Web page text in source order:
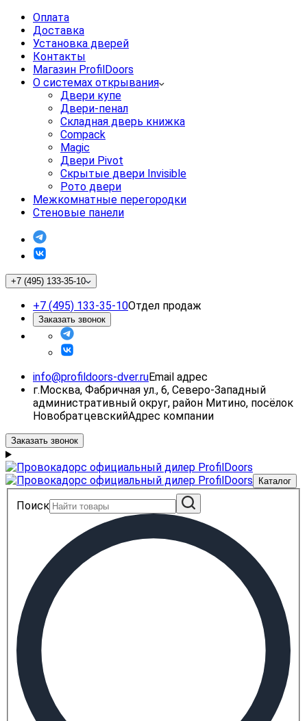
Оплата
Доставка
Установка дверей
Контакты
Магазин ProfilDoors
О системах открывания
Двери купе
Двери-пенал
Складная дверь книжка
Compack
Magic
Двери Pivot
Скрытые двери Invisible
Рото двери
Межкомнатные перегородки
Стеновые панели
+7 (495) 133-35-10
+7 (495) 133-35-10Отдел продаж
Заказать звонок
info@profildoors-dver.ruEmail адрес
г.Москва, Фабричная ул., 6, Северо-Западный
административный округ, район Митино, посёлок
НовобратцевскийАдрес компании
Заказать звонок
Каталог
Поиск